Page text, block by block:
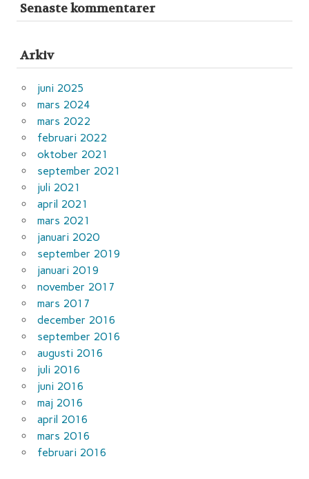
Senaste kommentarer
Arkiv
juni 2025
mars 2024
mars 2022
februari 2022
oktober 2021
september 2021
juli 2021
april 2021
mars 2021
januari 2020
september 2019
januari 2019
november 2017
mars 2017
december 2016
september 2016
augusti 2016
juli 2016
juni 2016
maj 2016
april 2016
mars 2016
februari 2016